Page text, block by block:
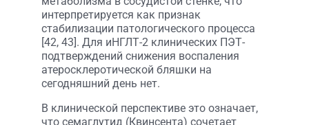
интерпретируется как признак
стабилизации патологического процесса
[42, 43]. Для иНГЛТ-2 клинических ПЭТ-
подтверждений снижения воспаления
атеросклеротической бляшки на
сегодняшний день нет.
В клинической перспективе это означает,
что семаглутид (Квинсента) сочетает